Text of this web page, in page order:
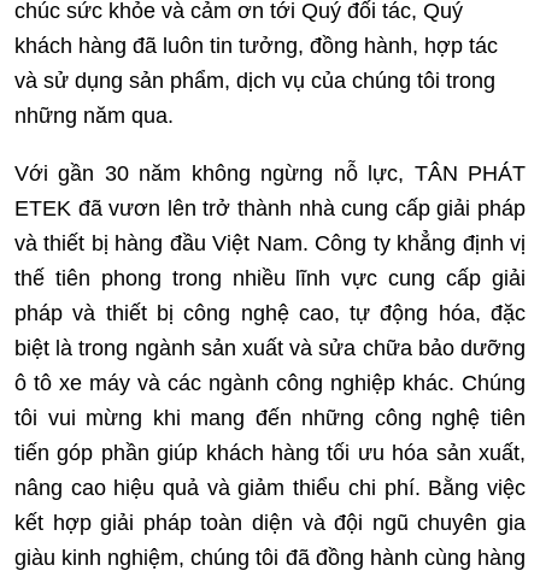
chúc sức khỏe và cảm ơn tới Quý đối tác, Quý
khách hàng đã luôn tin tưởng, đồng hành, hợp tác
và sử dụng sản phẩm, dịch vụ của chúng tôi trong
những năm qua.
Với gần 30 năm không ngừng nỗ lực, TÂN PHÁT
ETEK đã vươn lên trở thành nhà cung cấp giải pháp
và thiết bị hàng đầu Việt Nam. Công ty khẳng định vị
thế tiên phong trong nhiều lĩnh vực cung cấp giải
pháp và thiết bị công nghệ cao, tự động hóa, đặc
biệt là trong ngành sản xuất và sửa chữa bảo dưỡng
ô tô xe máy và các ngành công nghiệp khác. Chúng
tôi vui mừng khi mang đến những công nghệ tiên
tiến góp phần giúp khách hàng tối ưu hóa sản xuất,
nâng cao hiệu quả và giảm thiểu chi phí. Bằng việc
kết hợp giải pháp toàn diện và đội ngũ chuyên gia
giàu kinh nghiệm, chúng tôi đã đồng hành cùng hàng